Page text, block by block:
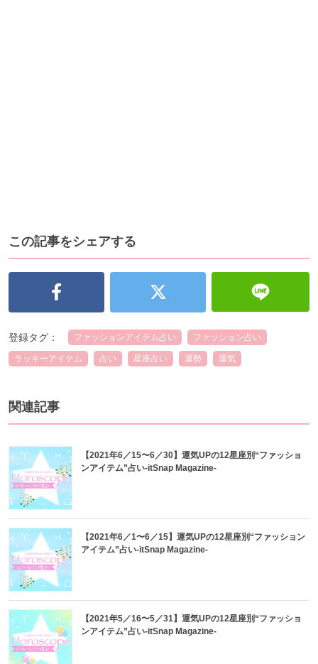
この記事をシェアする
登録タグ： ファッションアイテム占い ファッション占い
ラッキーアイテム 占い 星座占い 運勢 運気
関連記事
【2021年6／15〜6／30】運気UPの12星座別“ファッショ
ンアイテム”占い-itSnap Magazine-
【2021年6／1〜6／15】運気UPの12星座別“ファッション
アイテム”占い-itSnap Magazine-
【2021年5／16〜5／31】運気UPの12星座別“ファッショ
ンアイテム”占い-itSnap Magazine-